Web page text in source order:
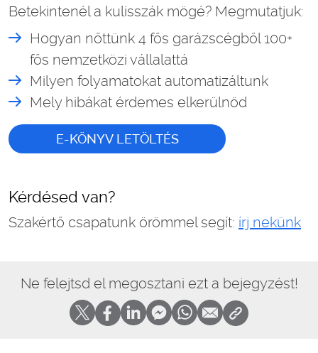
Betekintenél a kulisszák mögé? Megmutatjuk:
Hogyan nőttünk 4 fős garázscégből 100+
fős nemzetközi vállalattá
Milyen folyamatokat automatizáltunk
Mely hibákat érdemes elkerülnöd
E-KÖNYV LETÖLTÉS
Kérdésed van?
Szakértő csapatunk örömmel segít: írj nekünk
Ne felejtsd el megosztani ezt a bejegyzést!